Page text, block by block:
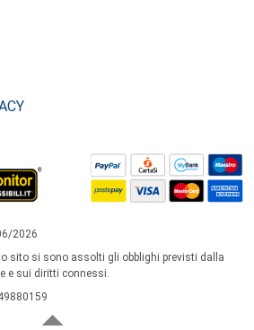
2026
sito si sono assolti gli obblighi previsti dalla
e sui diritti connessi.